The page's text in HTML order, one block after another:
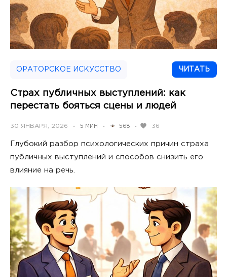
ОРАТОРСКОЕ ИСКУССТВО ЧИТАТЬ
Страх публичных выступлений: как
перестать бояться сцены и людей
POSTED
30 ЯНВАРЯ, 2026 • 5 МИН • 568 • 36
Глубокий разбор психологических причин страха
публичных выступлений и способов снизить его
влияние на речь.